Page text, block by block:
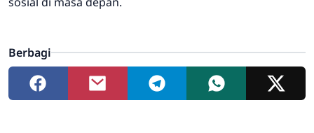
Berbagi